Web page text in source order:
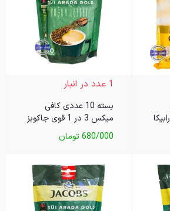
1 عدد در انبار
بسته 10 عددی کافی
میکس 3 در 1 قوی جاکوبز
680/000تومان